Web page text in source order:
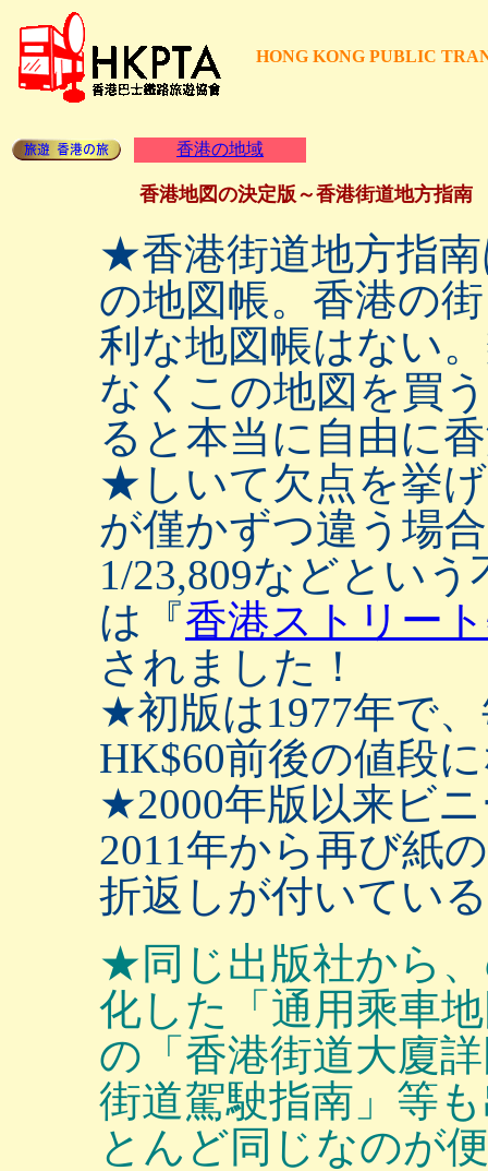
HONG KONG PUBLIC
香港の地域
香港地図の決定版～香港街道地方指南
★香港街道地方指
の地図帳。香港の
利な地図帳はない
なくこの地図を買
ると本当に自由に
★しいて欠点を挙
が僅かずつ違う場
1/23,809などとい
は『香港ストリー
されました！
★初版は1977年で
HK$60前後の値段
★2000年版以来ビ
2011年から再び紙
折返しが付いてい
★同じ出版社から
化した「通用乘車
の「香港街道大廈
街道駕駛指南」等
とんど同じなのが